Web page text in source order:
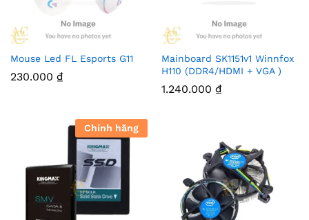
Mouse Led FL Esports G11
230.000 ₫
Mainboard SK1151v1 Winnfox
H110 (DDR4/HDMI + VGA )
1.240.000 ₫
Chính hãng